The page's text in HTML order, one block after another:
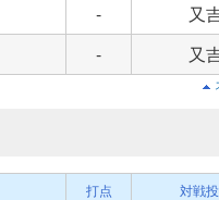
-
又
- 又
打点 対戦